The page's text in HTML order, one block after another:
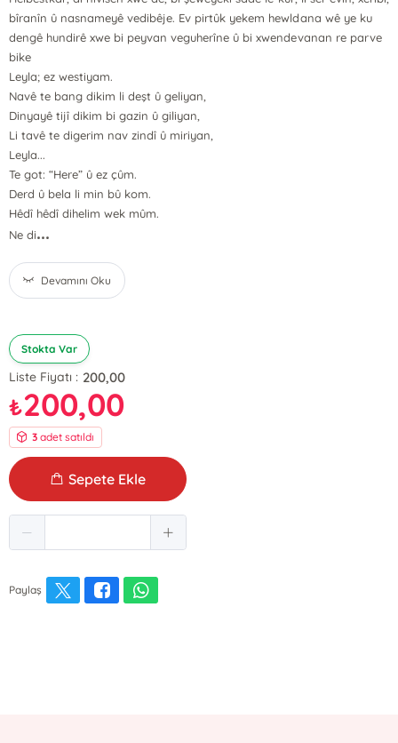
bîranîn û nasnameyê vedibêje. Ev pirtûk yekem hewldana wê ye ku
dengê hundirê xwe bi peyvan veguherîne û bi xwendevanan re parve
bike
Leyla; ez westiyam.
Navê te bang dikim li deşt û geliyan,
Dinyayê tijî dikim bi gazin û giliyan,
Li tavê te digerim nav zindî û miriyan,
Leyla...
Te got: “Here” û ez çûm.
Derd û bela li min bû kom.
Hêdî hêdî dihelim wek mûm.
Ne di...
Devamını Oku
Stokta Var
Liste Fiyatı : 200,00
₺200,00
3 adet satıldı
Sepete Ekle
Paylaş